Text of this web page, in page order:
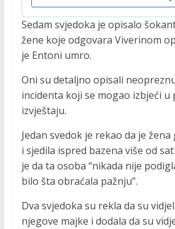
Sedam svjedoka je opisalo
žene koje odgovara Viverinom
je Entoni umro.
Oni su detaljno opisali
incidenta koji se mogao izbjeći u
izvještaju.
Jedan svedok je rekao da je
i sjedila ispred bazena više od
je da ta osoba “nikada nije
bilo šta obraćala pažnju”.
Dva svjedoka su rekla da su
njegove majke i dodala da su